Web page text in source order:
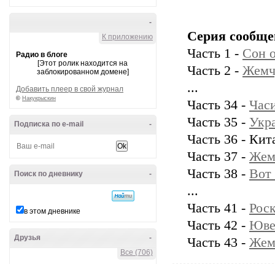
-
К приложению
Радио в блоге
[Этот ролик находится на
заблокированном домене]
Добавить плеер в свой журнал
© Накукрыскин
-
Подписка по e-mail
-
Поиск по дневнику
в этом дневнике
-
Друзья
Все (706)
Серия
Часть 1 - Сон
Часть 2 -
...
Часть 34 -
Часть 35 -
Часть 36 -
Часть 37 -
Часть 38 - Вот
...
Часть 41 -
Часть 42 -
Часть 43 -